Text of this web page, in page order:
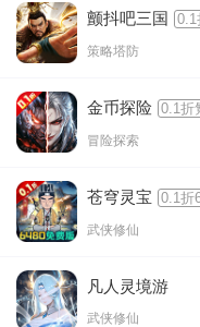
颤抖吧三国 0.1
策略塔防
金币探险 0.1折
冒险探索
苍穹灵宝 0.1折
武侠修仙
凡人灵境游
武侠修仙